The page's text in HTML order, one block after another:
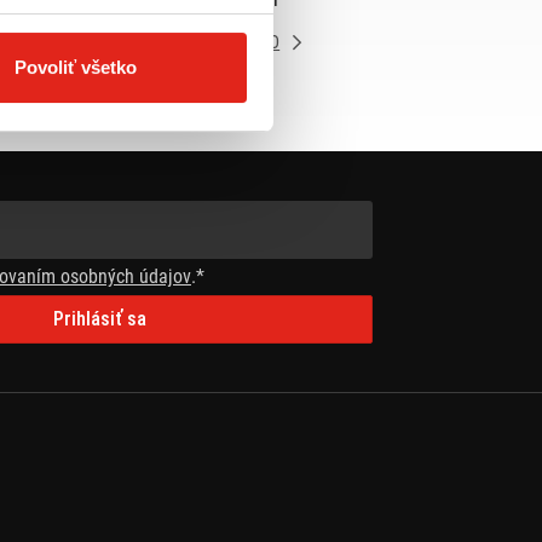
Povoliť všetko
VIAC INFO
osobných údajov.*
Prihlásiť sa